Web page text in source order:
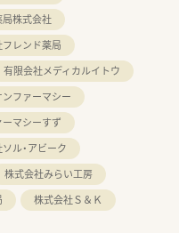
株式会社
レンド薬局
有限会社メディカルイトウ
ファーマシー
マシーすず
ル・アビーク
株式会社みらい工房
株式会社Ｓ＆Ｋ